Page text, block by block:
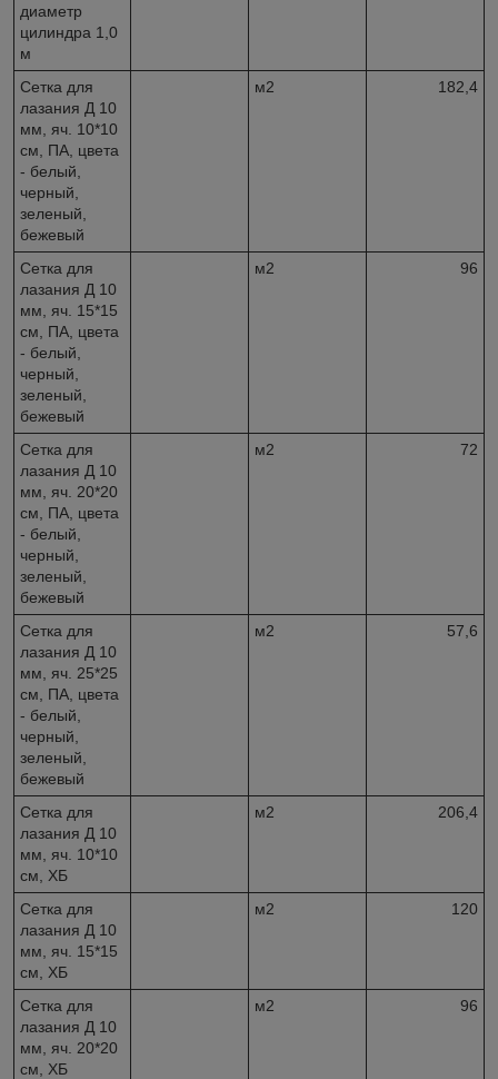
диаметр
цилиндра 1,0
м
Сетка для
лазания Д 10
мм, яч. 10*10
см, ПА, цвета
- белый,
черный,
зеленый,
бежевый
м2 182,4
Сетка для
лазания Д 10
мм, яч. 15*15
см, ПА, цвета
- белый,
черный,
зеленый,
бежевый
м2 96
Сетка для
лазания Д 10
мм, яч. 20*20
см, ПА, цвета
- белый,
черный,
зеленый,
бежевый
м2 72
Сетка для
лазания Д 10
мм, яч. 25*25
см, ПА, цвета
- белый,
черный,
зеленый,
бежевый
м2 57,6
Сетка для
лазания Д 10
мм, яч. 10*10
см, ХБ
м2 206,4
Сетка для
лазания Д 10
мм, яч. 15*15
см, ХБ
м2 120
Сетка для
лазания Д 10
мм, яч. 20*20
см, ХБ
м2 96